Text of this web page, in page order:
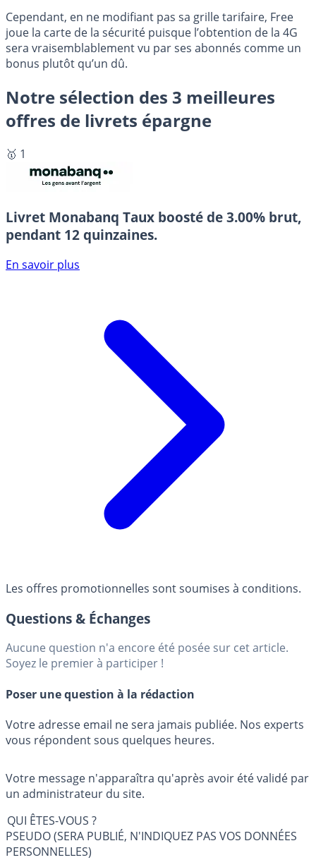
Cependant, en ne modifiant pas sa grille tarifaire, Free
joue la carte de la sécurité puisque l’obtention de la 4G
sera vraisemblablement vu par ses abonnés comme un
bonus plutôt qu’un dû.
Notre sélection des 3 meilleures
offres de livrets épargne
🥇 1
Livret Monabanq Taux boosté de 3.00% brut,
pendant 12 quinzaines.
En savoir plus
Les offres promotionnelles sont soumises à conditions.
Questions & Échanges
Aucune question n'a encore été posée sur cet article.
Soyez le premier à participer !
Poser une question à la rédaction
Votre adresse email ne sera jamais publiée. Nos experts
vous répondent sous quelques heures.
Votre message n'apparaîtra qu'après avoir été validé par
un administrateur du site.
QUI ÊTES-VOUS ?
PSEUDO (SERA PUBLIÉ, N'INDIQUEZ PAS VOS DONNÉES
PERSONNELLES)